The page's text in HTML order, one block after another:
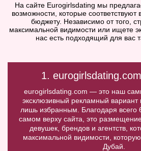
На сайте Eurogirlsdating мы
возможности, которые
бюджету. Независимо от того,
максимальной видимости или ищете
нас есть подходящий для вас
1.
eurogirlsdating.com — это наш
эксклюзивный рекламный вариант
лишь избранным. Благодаря
самом верху сайта, это
девушек, брендов и агентств,
максимальной видимости,
Дубай.